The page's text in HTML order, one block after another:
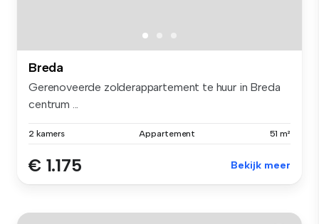
Breda
Gerenoveerde zolderappartement te huur in Breda
centrum ...
2 kamers Appartement 51 m²
€ 1.175 Bekijk meer